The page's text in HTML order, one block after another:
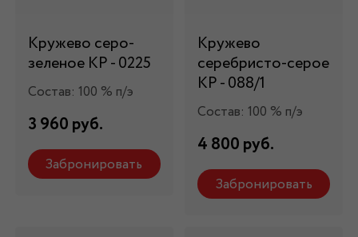
Кружево серо-
зеленое КР - 0225
Состав: 100 % п/э
3 960 руб.
Забронировать
Кружево
серебристо-серое
КР - 088/1
Состав: 100 % п/э
4 800 руб.
Забронировать